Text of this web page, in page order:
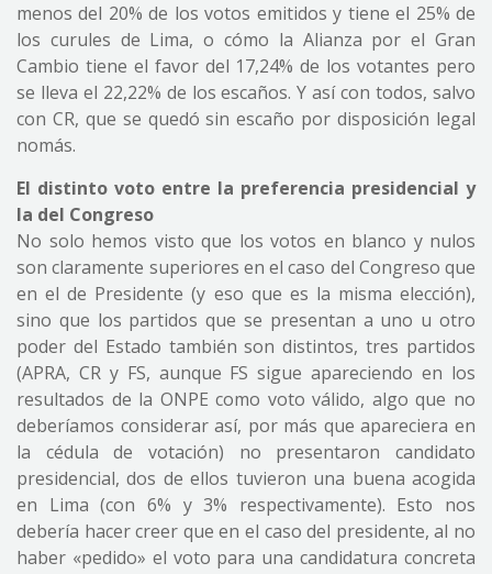
menos del 20% de los votos emitidos y tiene el 25% de
los curules de Lima, o cómo la Alianza por el Gran
Cambio tiene el favor del 17,24% de los votantes pero
se lleva el 22,22% de los escaños. Y así con todos, salvo
con CR, que se quedó sin escaño por disposición legal
nomás.
El distinto voto entre la preferencia presidencial y
la del Congreso
No solo hemos visto que los votos en blanco y nulos
son claramente superiores en el caso del Congreso que
en el de Presidente (y eso que es la misma elección),
sino que los partidos que se presentan a uno u otro
poder del Estado también son distintos, tres partidos
(APRA, CR y FS, aunque FS sigue apareciendo en los
resultados de la ONPE como voto válido, algo que no
deberíamos considerar así, por más que apareciera en
la cédula de votación) no presentaron candidato
presidencial, dos de ellos tuvieron una buena acogida
en Lima (con 6% y 3% respectivamente). Esto nos
debería hacer creer que en el caso del presidente, al no
haber «pedido» el voto para una candidatura concreta